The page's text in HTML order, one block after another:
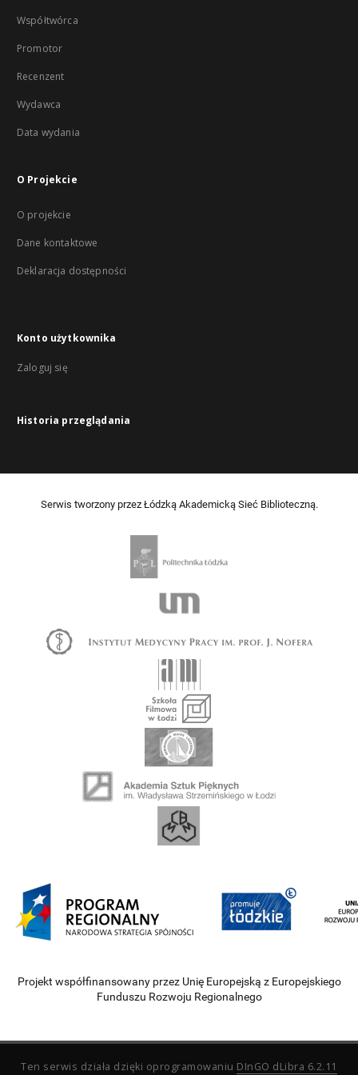
Współtwórca
Promotor
Recenzent
Wydawca
Data wydania
O Projekcie
O projekcie
Dane kontaktowe
Deklaracja dostępności
Konto użytkownika
Zaloguj się
Historia przeglądania
Serwis tworzony przez Łódzką Akademicką Sieć Biblioteczną.
Projekt współfinansowany przez Unię Europejską z Europejskiego
Funduszu Rozwoju Regionalnego
Ten serwis działa dzięki oprogramowaniu DInGO dLibra 6.2.11